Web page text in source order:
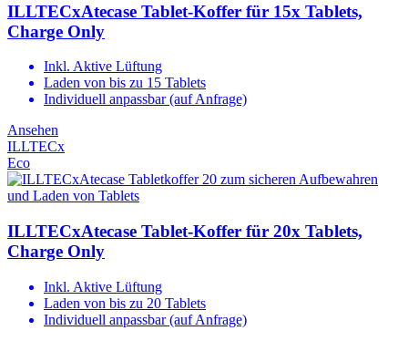
ILLTECxAtecase Tablet-Koffer für 15x Tablets,
Charge Only
Inkl. Aktive Lüftung
Laden von bis zu 15 Tablets
Individuell anpassbar (auf Anfrage)
Ansehen
ILLTECx
Eco
ILLTECxAtecase Tablet-Koffer für 20x Tablets,
Charge Only
Inkl. Aktive Lüftung
Laden von bis zu 20 Tablets
Individuell anpassbar (auf Anfrage)